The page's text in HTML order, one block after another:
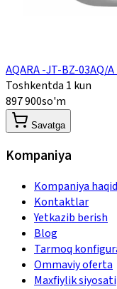
AQARA -JT-BZ-03AQ/
Toshkentda 1 kun
897 900so'm
Savatga
Kompaniya
Kompaniya
Kontaktlar
Yetkazib berish
Blog
Tarmoq
Ommaviy oferta
Maxfiylik siyosati